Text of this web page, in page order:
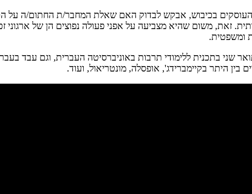
העוסקים בכיבוש, אבקש לבדוק האם שאלת המחבר/ת החתום/ה על
משום שהיא מצביעה על אפני פעולה נפוצים הן של ארגוני
ומשפטית.
בין היתר בקיימברידג', אופסלה, מונטריאול, ועוד.